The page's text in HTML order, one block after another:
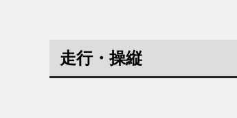
走行・操縦